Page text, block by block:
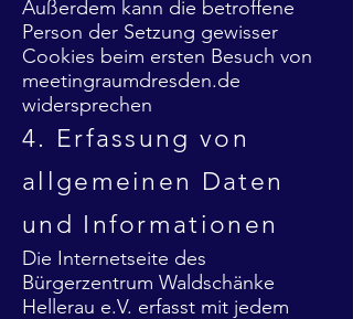
Außerdem kann die betroffene
Person der Setzung gewisser
Cookies beim ersten Besuch von
meetingraumdresden.de
widersprechen
4. Erfassung von
allgemeinen Daten
und Informationen
Die Internetseite des
Bürgerzentrum Waldschänke
Hellerau e.V. erfasst mit jedem